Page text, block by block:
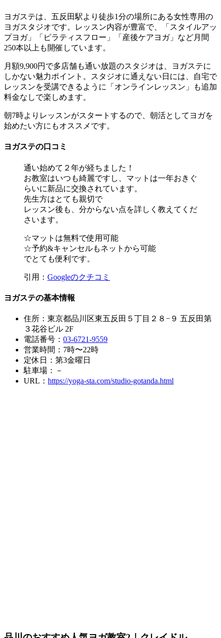
ヨガステは、五反田駅より徒歩1分の場所にある女性専用の
ヨガスタジオです。レッスン内容が豊富で、「スタイルアッ
プヨガ」「ピラティスフロー」「産後ケアヨガ」など月間
250本以上も開催しています。
月額9,900円で多店舗も通い放題のスタジオは、ヨガステに
しかない魅力ポイント。スタジオに通えない日には、自宅で
レッスンを受講できるように「オンラインレッスン」も追加
料金なしで楽しめます。
朝7時よりレッスンがスタートするので、朝活としてヨガを
始めたい方にもオススメです。
ヨガステの口コミ
通い始めて２年が経ちました！
お教室はいつも綺麗ですし、マットは一年おきぐ
らいに新品に交換されています。
先生方はとても親切で
レッスン後も、分からない点を詳しく教えてくだ
さいます。
☆マットは無料で使用可能
☆予約&キャンセルもネットから可能
でとても便利です。
引用： Googleのクチコミ
ヨガステの基本情報
住所：東京都品川区東五反田５丁目２８−９ 五反田第
３花谷ビル 2F
電話番号： 03-6721-9559
営業時間：7時〜22時
定休日：第3金曜日
駐車場：－
URL： https://yoga-sta.com/studio-gotanda.html